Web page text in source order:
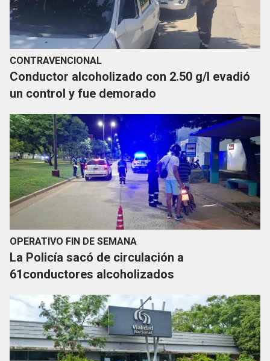
CONTRAVENCIONAL
Conductor alcoholizado con 2.50 g/l evadió
un control y fue demorado
OPERATIVO FIN DE SEMANA
La Policía sacó de circulación a
61conductores alcoholizados